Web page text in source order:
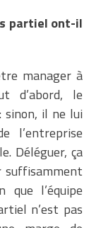
partiel ont-il
manager à
d’abord, le
il ne lui
l’entreprise
Déléguer, ça
suffisamment
que l’équipe
n’est pas